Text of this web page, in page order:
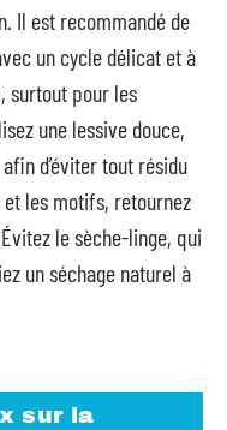
Il est recommandé de
un cycle délicat et à
surtout pour les
une lessive douce,
d’éviter tout résidu
les motifs, retournez
le sèche-linge, qui
un séchage naturel à
sur la